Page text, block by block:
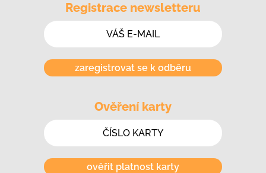
Registrace newsletteru
zaregistrovat se k odběru
Ověření karty
ověřit platnost karty